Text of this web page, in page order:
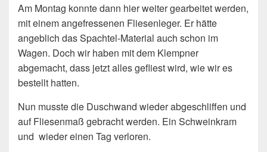
Am Montag konnte dann hier weiter gearbeitet werden,
mit einem angefressenen Fliesenleger. Er hätte
angeblich das Spachtel-Material auch schon im
Wagen. Doch wir haben mit dem Klempner
abgemacht, dass jetzt alles gefliest wird, wie wir es
bestellt hatten.
Nun musste die Duschwand wieder abgeschliffen und
auf Fliesenmaß gebracht werden. Ein Schweinkram
und wieder einen Tag verloren.